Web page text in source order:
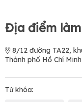
Địa điểm
8/12 đường TA22,
Thành phố Hồ Chí
Từ khóa: